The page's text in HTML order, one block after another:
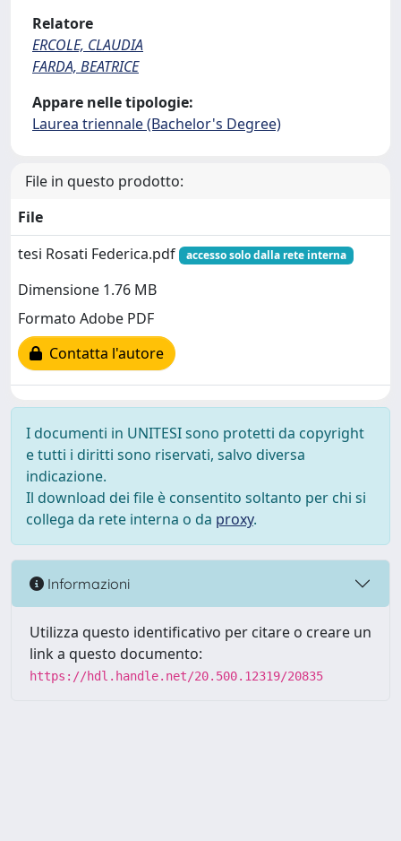
Relatore
ERCOLE, CLAUDIA
FARDA, BEATRICE
Appare nelle tipologie:
Laurea triennale (Bachelor's Degree)
File in questo prodotto:
File
tesi Rosati Federica.pdf
accesso solo dalla rete interna
Dimensione 1.76 MB
Formato Adobe PDF
Contatta l'autore
I documenti in UNITESI sono protetti da copyright
e tutti i diritti sono riservati, salvo diversa
indicazione.
Il download dei file è consentito soltanto per chi si
collega da rete interna o da proxy.
Informazioni
Utilizza questo identificativo per citare o creare un
link a questo documento:
https://hdl.handle.net/20.500.12319/20835